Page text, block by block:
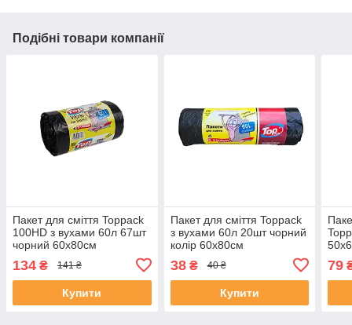
Подібні товари компанії
Пакет для сміття Toppack
100HD з вухами 60л 67шт
чорний 60х80см
134 ₴ 141 ₴
Купити
Пакет для сміття Toppack
з вухами 60л 20шт чорний
колір 60х80см
38₴ 40 ₴
Купити
79